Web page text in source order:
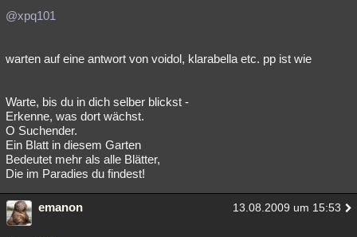
@xpq101
warten auf eine antwort von voidol, klarabella etc. pp ist wie
Warte, bis du in dich selber blickst -
Erkenne, was dort wächst.
O Suchender.
Ein Blatt in diesem Garten
Bedeutet mehr als alle Blätter,
Die im Paradies du findest!
emanon 13.08.2009 um 15:53